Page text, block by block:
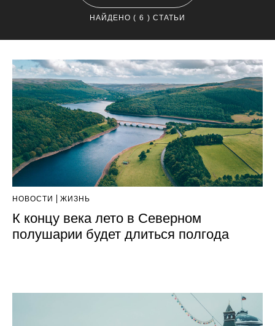
НАЙДЕНО ( 6 ) СТАТЬИ
НОВОСТИ ЖИЗНЬ
К концу века лето в Северном
полушарии будет длиться полгода